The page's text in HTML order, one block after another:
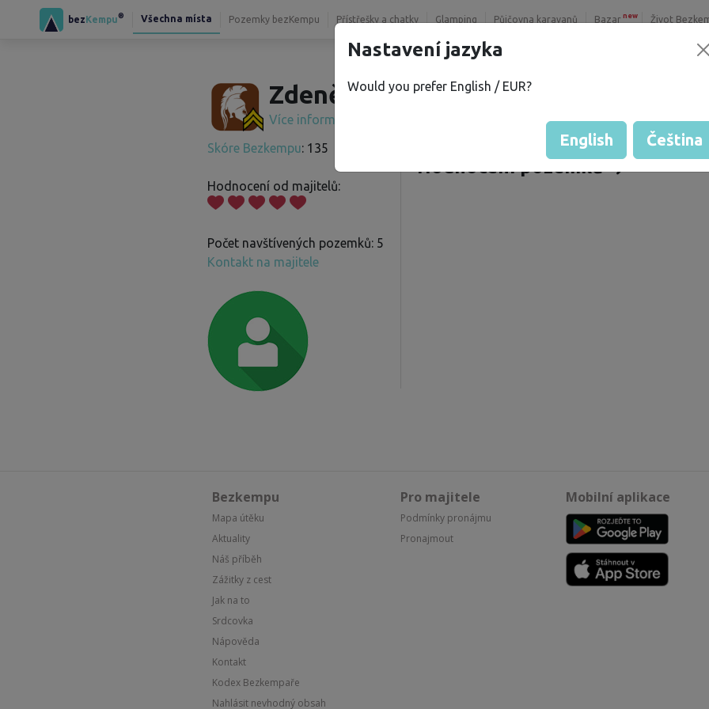
bezKempu® Všechna místa Pozemky bezKempu Přístřešky a chatky Glamping Půjčovna karavanů Bazar new Život
Zdeněk P.
Více informací
Skóre Bezkempu: 135
Hodnocení od majitelů:
Počet navštívených pozemků: 5
Kontakt na majitele
Hodnocení hosta od majitelů
Hodnocení pozemků
Bezkempu
Mapa útěku
Aktuality
Náš příběh
Zážitky z cest
Jak na to
Srdcovka
Nápověda
Kontakt
Kodex Bezkempaře
Nahlásit nevhodný obsah
Pro majitele
Podmínky pronájmu
Pronajmout
Mobilní aplikace
Nastavení jazyka
Would you prefer English / EUR?
English Čeština